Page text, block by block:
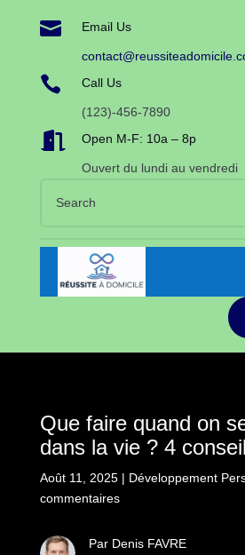
 Email Us
 Call Us
(123)-456-7890
 Open M-F: 10a – 8p
Ouvert du lundi au vendredi
Que faire quand on
dans la vie ? 4
Août 11, 2025| Développement
commentaires
Par Denis FAVRE